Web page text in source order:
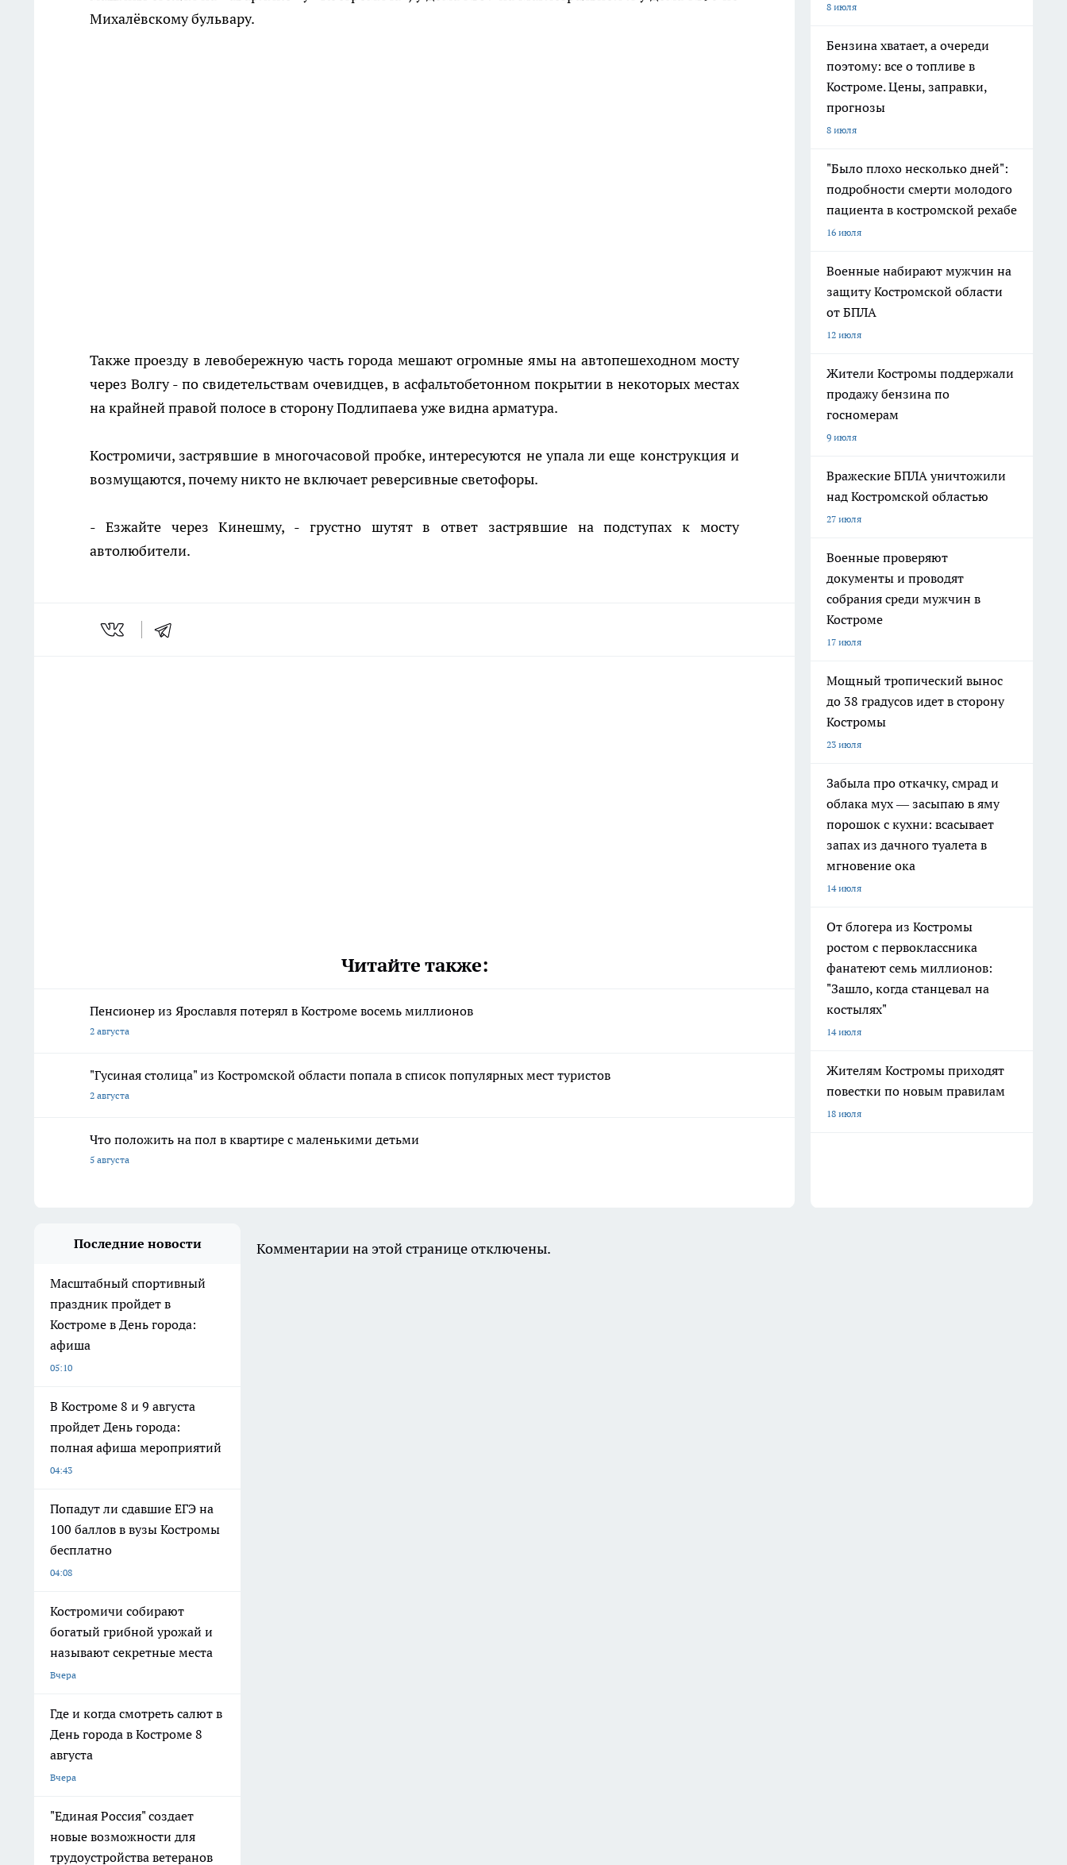
Михалёвскому бульвару.
Также проезду в левобережную часть города мешают огромные ямы на автопешеходном мосту
через Волгу - по свидетельствам очевидцев, в асфальтобетонном покрытии в некоторых местах
на крайней правой полосе в сторону Подлипаева уже видна арматура.
Костромичи, застрявшие в многочасовой пробке, интересуются не упала ли еще конструкция и
возмущаются, почему никто не включает реверсивные светофоры.
- Езжайте через Кинешму, - грустно шутят в ответ застрявшие на подступах к мосту
автолюбители.
Читайте также:
Пенсионер из Ярославля потерял в Костроме восемь миллионов
2 августа
"Гусиная столица" из Костромской области попала в список популярных мест туристов
2 августа
Что положить на пол в квартире с маленькими детьми
5 августа
8 июля
Бензина хватает, а очереди
поэтому: все о топливе в
Костроме. Цены, заправки,
прогнозы
8 июля
"Было плохо несколько дней":
подробности смерти молодого
пациента в костромской рехабе
16 июля
Военные набирают мужчин на
защиту Костромской области
от БПЛА
12 июля
Жители Костромы поддержали
продажу бензина по
госномерам
9 июля
Вражеские БПЛА уничтожили
над Костромской областью
27 июля
Военные проверяют
документы и проводят
собрания среди мужчин в
Костроме
17 июля
Мощный тропический вынос
до 38 градусов идет в сторону
Костромы
23 июля
Забыла про откачку, смрад и
облака мух — засыпаю в яму
порошок с кухни: всасывает
запах из дачного туалета в
мгновение ока
14 июля
От блогера из Костромы
ростом с первоклассника
фанатеют семь миллионов:
"Зашло, когда станцевал на
костылях"
14 июля
Жителям Костромы приходят
повестки по новым правилам
18 июля
Последние новости
Масштабный спортивный
праздник пройдет в
Костроме в День города:
афиша
05:10
В Костроме 8 и 9 августа
пройдет День города:
полная афиша мероприятий
04:43
Попадут ли сдавшие ЕГЭ на
100 баллов в вузы Костромы
бесплатно
04:08
Костромичи собирают
богатый грибной урожай и
называют секретные места
Вчера
Где и когда смотреть салют в
День города в Костроме 8
августа
Вчера
"Единая Россия" создает
новые возможности для
трудоустройства ветеранов
Комментарии на этой странице отключены.